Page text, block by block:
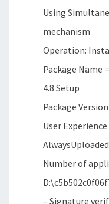
Using
mechanism
Operation:
Package Name
4.8 Setup
Package
User
AlwaysUploaded
Number of
– Signature